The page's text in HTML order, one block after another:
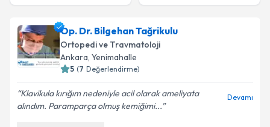
Op. Dr. Bilgehan Tağrikulu
Ortopedi ve Travmatoloji
Ankara, Yenimahalle
5 (7 Değerlendirme)
Klavikula kırığım nedeniyle acil olarak ameliyata
alındım. Paramparça olmuş kemiğimi...
Devamı